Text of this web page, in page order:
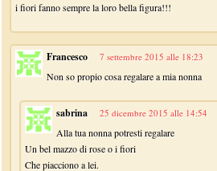
i fiori fanno sempre la loro bella figura!!!
Francesco 7 settembre 2015 alle 18:23
Non so propio cosa regalare a mia nonna
sabrina 25 dicembre 2015 alle 14:54
Alla tua nonna potresti regalare
Un bel mazzo di rose o i fiori
Che piacciono a lei.